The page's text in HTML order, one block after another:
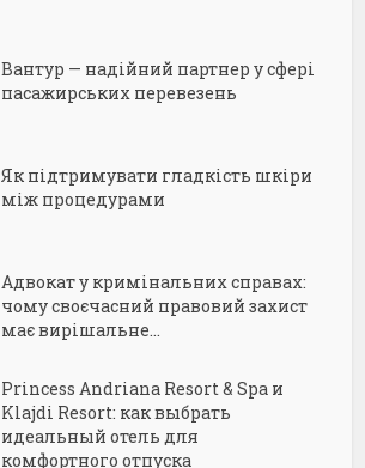
Вантур — надійний партнер у сфері
пасажирських перевезень
Як підтримувати гладкість шкіри
між процедурами
Адвокат у кримінальних справах:
чому своєчасний правовий захист
має вирішальне...
Princess Andriana Resort & Spa и
Klajdi Resort: как выбрать
идеальный отель для
комфортного отпуска